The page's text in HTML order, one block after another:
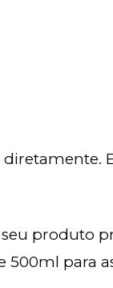
produto
para